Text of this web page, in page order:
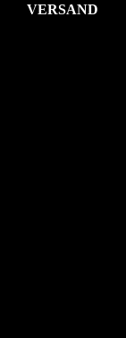
VERSAND